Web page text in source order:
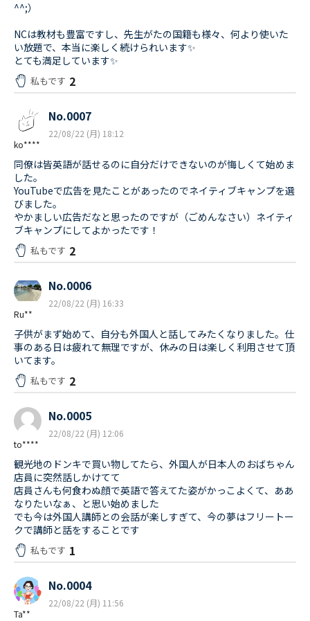
^^;）
NCは教材も豊富ですし、先生がたの国籍も様々、何より使いた
い放題で、本当に楽しく続けられいます✨
とても満足しています✨
私もです 2
ko****
No.0007
22/08/22 (月) 18:12
同僚は皆英語が話せるのに自分だけできないのが悔しくて始めま
した。
YouTubeで広告を見たことがあったのでネイティブキャンプを選
びました。
やかましい広告だなと思ったのですが（ごめんなさい）ネイティ
ブキャンプにしてよかったです！
私もです 2
Ru**
No.0006
22/08/22 (月) 16:33
子供がまず始めて、自分も外国人と話してみたくなりました。仕
事のある日は疲れて無理ですが、休みの日は楽しく利用させて頂
いてます。
私もです 2
to****
No.0005
22/08/22 (月) 12:06
観光地のドンキで買い物してたら、外国人が日本人のおばちゃん
店員に突然話しかけてて
店員さんも何食わぬ顔で英語で答えてた姿がかっこよくて、ああ
なりたいなぁ、と思い始めました
でも今は外国人講師との会話が楽しすぎて、今の夢はフリートー
クで講師と話をすることです
私もです 1
Ta**
No.0004
22/08/22 (月) 11:56